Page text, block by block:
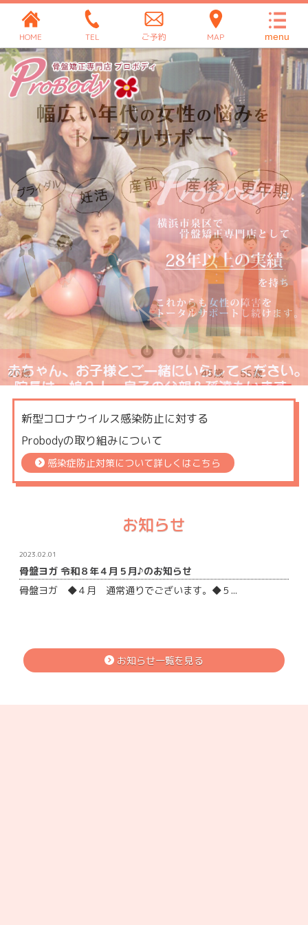
HOME TEL ご予約 MAP
新型コロナウイルス感染防止に対する
Probodyの取り組みについて
感染症防止対策について詳しくはこちら
お知らせ
2023.02.01
骨盤ヨガ 令和８年４月５月♪のお知らせ
骨盤ヨガ ◆４月 通常通りでございます。◆５...
お知らせ一覧を見る